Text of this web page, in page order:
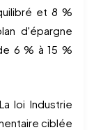
et 8 %
d'épargne
6 % à 15 %
loi Industrie
ciblée